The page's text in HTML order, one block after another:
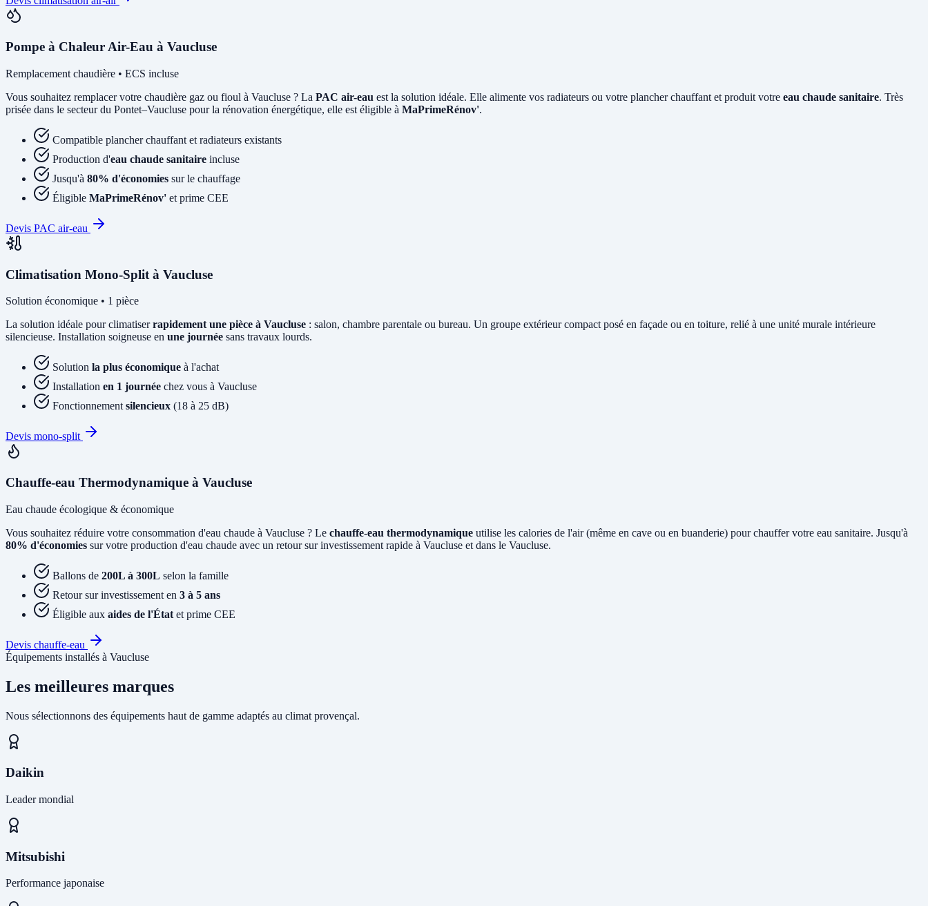
Pompe à Chaleur Air-Eau à Vaucluse
Remplacement chaudière • ECS incluse
Vous souhaitez remplacer votre chaudière gaz ou fioul à Vaucluse ? La PAC air-eau est la solution idéale. Elle alimente vos radiateurs ou votre plancher chauffant et produit votre eau chaude sanitaire. Très
prisée dans le secteur du Pontet–Vaucluse pour la rénovation énergétique, elle est éligible à MaPrimeRénov'.
Compatible plancher chauffant et radiateurs existants
Production d'eau chaude sanitaire incluse
Jusqu'à 80% d'économies sur le chauffage
Éligible MaPrimeRénov' et prime CEE
Devis PAC air-eau
Climatisation Mono-Split à Vaucluse
Solution économique • 1 pièce
La solution idéale pour climatiserrapidement une pièce à Vaucluse : salon, chambre parentale ou bureau. Un groupe extérieur compact posé en façade ou en toiture, relié à une unité murale intérieure
silencieuse. Installation soigneuse en une journée sans travaux lourds.
Solution la plus économique à l'achat
Installation en 1 journée chez vous à Vaucluse
Fonctionnement silencieux (18 à 25 dB)
Devis mono-split
Chauffe-eau Thermodynamique à Vaucluse
Eau chaude écologique & économique
Vous souhaitez réduire votre consommation d'eau chaude à Vaucluse ? Le chauffe-eau thermodynamique utilise les calories de l'air (même en cave ou en buanderie) pour chauffer votre eau sanitaire. Jusqu'à
80% d'économies sur votre production d'eau chaude avec un retour sur investissement rapide à Vaucluse et dans le Vaucluse.
Ballons de 200L à 300L selon la famille
Retour sur investissement en 3 à 5 ans
Éligible aux aides de l'État et prime CEE
Devis chauffe-eau
Équipements installés à Vaucluse
Les meilleures marques
Nous sélectionnons des équipements haut de gamme adaptés au climat provençal.
Daikin
Leader mondial
Mitsubishi
Performance japonaise